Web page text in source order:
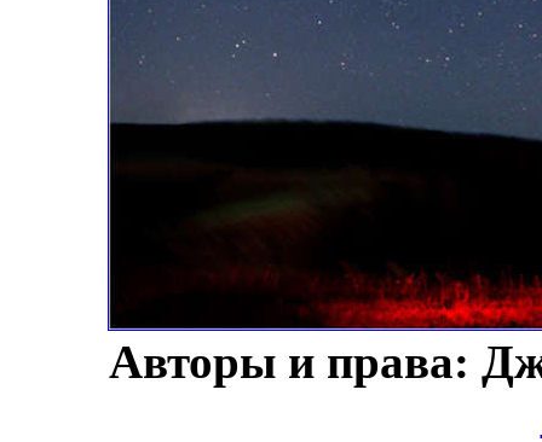
Авторы и права: